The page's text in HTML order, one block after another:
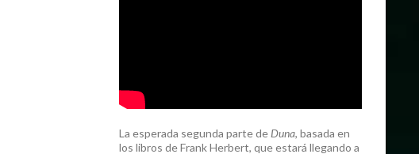
La esperada segunda parte de Duna, basada en
los libros de Frank Herbert, que estará llegando a